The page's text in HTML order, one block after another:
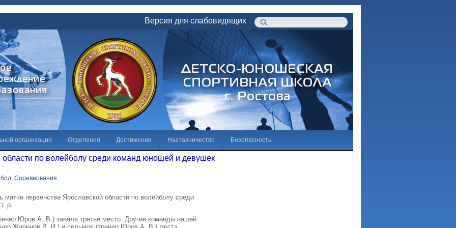
Версия для слабовидящих
организации Отделения Достижения Наставничество Безопасность
Галерея Независимая оценка качества условий осуществления образовательной деятельности
коррупции
области по волейболу среди команд юношей и девушек
, Соревнования
матчи первенства Ярославской области по волейболу среди
р.
Юров А. В.) заняла третье место. Другие команды нашей